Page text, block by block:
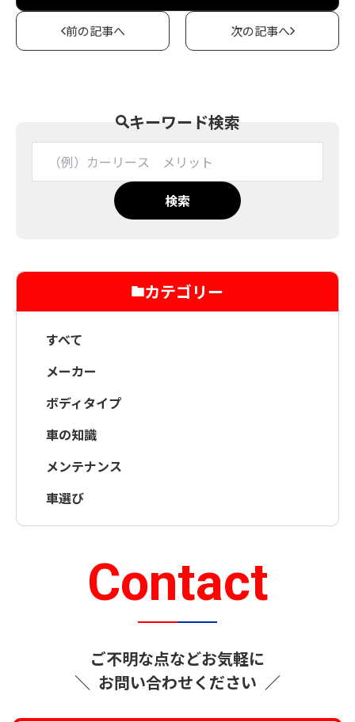
前の記事へ 次の記事へ
キーワード検索
検索
カテゴリー
すべて
メーカー
ボディタイプ
車の知識
メンテナンス
車選び
Contact
＼
ご不明な点などお気軽に
お問い合わせください ／